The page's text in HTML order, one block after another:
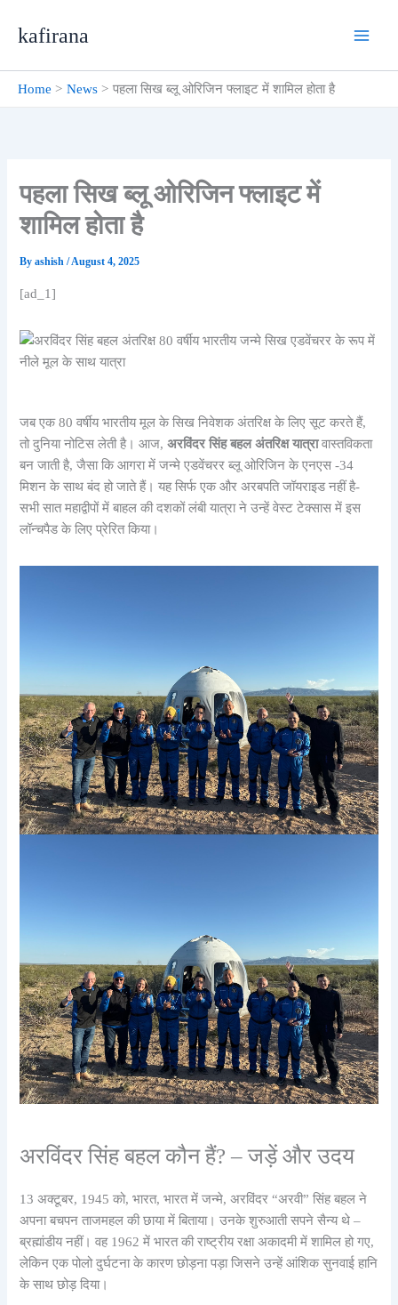
kafirana
Home News पहला सिख ब्लू ओरिजिन फ्लाइट में शामिल होता है
पहला सिख ब्लू ओरिजिन फ्लाइट में
शामिल होता है
Byashish/August 4, 2025
[ad_1]
जब एक 80 वर्षीय भारतीय मूल के सिख निवेशक अंतरिक्ष के लिए सूट करते हैं,
तो दुनिया नोटिस लेती है। आज,अरविंदर सिंह बहल अंतरिक्ष यात्रावास्तविकता
बन जाती है, जैसा कि आगरा में जन्मे एडवेंचरर ब्लू ओरिजिन के एनएस -34
मिशन के साथ बंद हो जाते हैं। यह सिर्फ एक और अरबपति जॉयराइड नहीं है-
सभी सात महाद्वीपों में बाहल की दशकों लंबी यात्रा ने उन्हें वेस्ट टेक्सास में इस
लॉन्चपैड के लिए प्रेरित किया।
अरविंदर सिंह बहल कौन हैं? – जड़ें और उदय
13 अक्टूबर, 1945 को, भारत, भारत में जन्मे, अरविंदर “अरवी” सिंह बहल ने
अपना बचपन ताजमहल की छाया में बिताया। उनके शुरुआती सपने सैन्य थे –
ब्रह्मांडीय नहीं। वह 1962 में भारत की राष्ट्रीय रक्षा अकादमी में शामिल हो गए,
लेकिन एक पोलो दुर्घटना के कारण छोड़ना पड़ा जिसने उन्हें आंशिक सुनवाई हानि
के साथ छोड़ दिया।